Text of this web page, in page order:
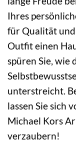
Ihres
für Qualität und
Outfit einen
spüren Sie, wie
unterstreicht.
lassen Sie sich
Michael Kors
verzaubern!